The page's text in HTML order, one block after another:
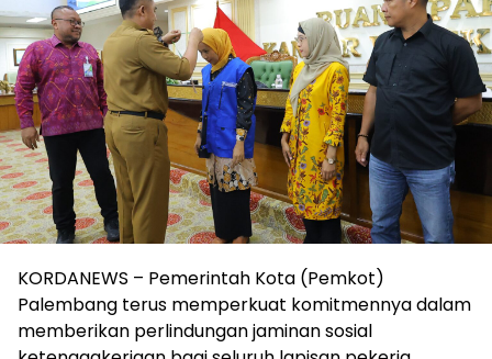
KORDANEWS – Pemerintah Kota (Pemkot)
Palembang terus memperkuat komitmennya dalam
memberikan perlindungan jaminan sosial